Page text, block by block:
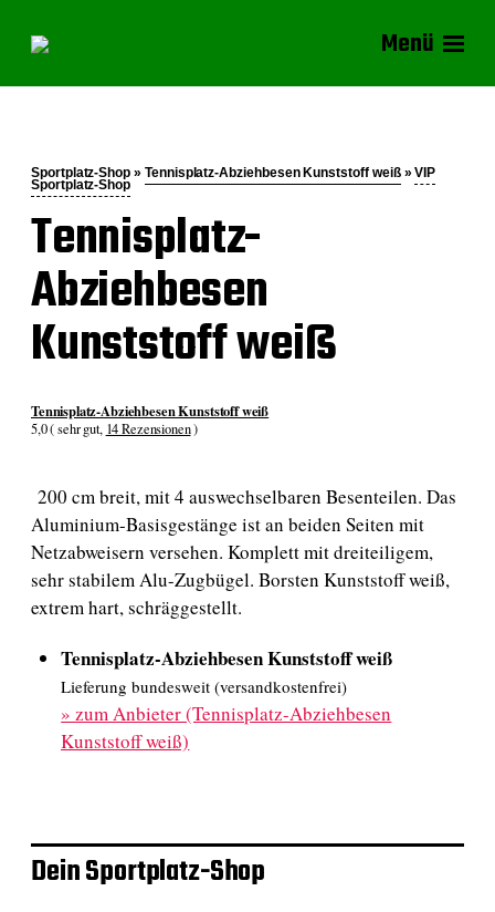
Menü
Sportplatz-Shop » Tennisplatz-Abziehbesen Kunststoff weiß»VIP
Sportplatz-Shop
Tennisplatz-
Abziehbesen
Kunststoff weiß
Tennisplatz-Abziehbesen Kunststoff weiß
5,0 ( sehr gut, 14 Rezensionen)
200 cm breit, mit 4 auswechselbaren Besenteilen. Das
Aluminium-Basisgestänge ist an beiden Seiten mit
Netzabweisern versehen. Komplett mit dreiteiligem,
sehr stabilem Alu-Zugbügel. Borsten Kunststoff weiß,
extrem hart, schräggestellt.
Tennisplatz-Abziehbesen Kunststoff weiß
Lieferung bundesweit (versandkostenfrei)
»zum Anbieter (Tennisplatz-Abziehbesen
Kunststoff weiß)
Dein Sportplatz-Shop